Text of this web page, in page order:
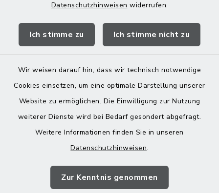
Datenschutzhinweisen widerrufen.
Ich stimme zu Ich stimme nicht zu
Wir weisen darauf hin, dass wir technisch notwendige
Cookies einsetzen, um eine optimale Darstellung unserer
Website zu ermöglichen. Die Einwilligung zur Nutzung
weiterer Dienste wird bei Bedarf gesondert abgefragt.
Weitere Informationen finden Sie in unseren
Datenschutzhinweisen.
Zur Kenntnis genommen
Quicklinks
Landratsamt Mühldorf
Barrierefreiheit
Impressum